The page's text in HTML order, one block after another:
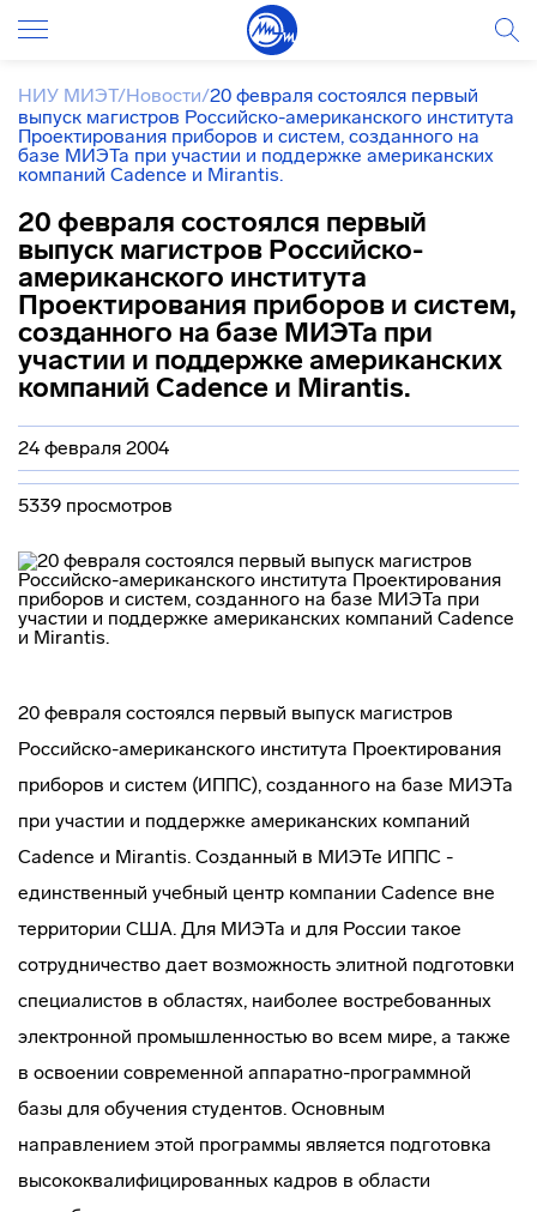
НИУ МИЭТ/Новости/20 февраля состоялся первый
выпуск магистров Российско-американского института
Проектирования приборов и систем, созданного на
базе МИЭТа при участии и поддержке американских
компаний Cadence и Mirantis.
20 февраля состоялся первый
выпуск магистров Российско-
американского института
Проектирования приборов и систем,
созданного на базе МИЭТа при
участии и поддержке американских
компаний Cadence и Mirantis.
24 февраля 2004
5339 просмотров
20 февраля состоялся первый выпуск магистров
Российско-американского института Проектирования
приборов и систем (ИППС), созданного на базе МИЭТа
при участии и поддержке американских компаний
Cadence и Mirantis. Созданный в МИЭТе ИППС -
единственный учебный центр компании Cadence вне
территории США. Для МИЭТа и для России такое
сотрудничество дает возможность элитной подготовки
специалистов в областях, наиболее востребованных
электронной промышленностью во всем мире, а также
в освоении современной аппаратно-программной
базы для обучения студентов. Основным
направлением этой программы является подготовка
высококвалифицированных кадров в области